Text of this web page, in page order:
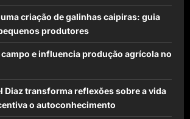
criação de galinhas caipiras: guia
produtores
e influencia produção agrícola no
Diaz transforma reflexões sobre a vida
o autoconhecimento